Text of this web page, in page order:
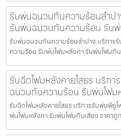
รับพ่นฉนวนกันความร้อนลำป
รับพ่นฉนวนกันความร้อน รับพ่
รับพ่นฉนวนกันความร้อนลำปาง บริการ
ความร้อน รับพ่นโฟมหลังคา รับพ่นโฟมกั
รับฉีดโฟมหลังคายโสธร บริก
ฉนวนกันความร้อน รับพ่นโฟม
รับฉีดโฟมหลังคายโสธร บริการรับพ่นพี
พ่นโฟมหลังคา รับพ่นโฟมกันเสียง ราคาถู